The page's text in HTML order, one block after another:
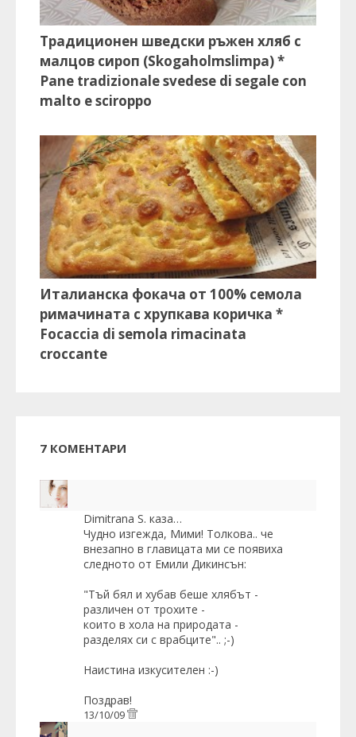
Традиционен шведски ръжен хляб с
малцов сироп (Skogaholmslimpa) *
Pane tradizionale svedese di segale con
malto e sciroppo
Италианска фокача от 100% семола
римачината с хрупкава коричка *
Focaccia di semola rimacinata
croccante
7 КОМЕНТАРИ
Dimitrana S. каза…
Чудно изгежда, Мими! Толкова.. че
внезапно в главицата ми се появиха
следното от Емили Дикинсън:
"Тъй бял и хубав беше хлябът -
различен от трохите -
които в хола на природата -
разделях си с врабците".. ;-)
Наистина изкусителен :-)
Поздрав!
13/10/09